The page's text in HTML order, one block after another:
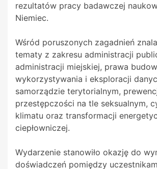
rezultatów pracy badawczej
Niemiec.
Wśród poruszonych zagadnień
tematy z zakresu administracji
administracji miejskiej, prawa
wykorzystywania i eksploracji
samorządzie terytorialnym,
przestępczości na tle seksualnym,
klimatu oraz transformacji
ciepłowniczej.
Wydarzenie stanowiło okazję do
doświadczeń pomiędzy